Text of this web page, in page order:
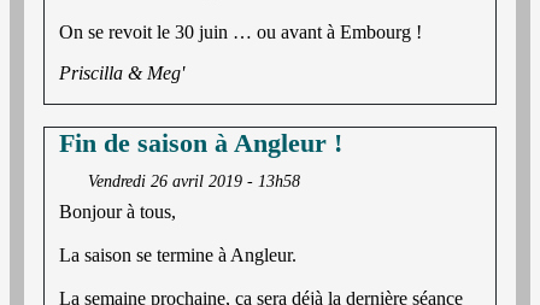
On se revoit le 30 juin … ou avant à Embourg !
Priscilla & Meg'
Fin de saison à Angleur !
Vendredi 26 avril 2019 - 13h58
Bonjour à tous,
La saison se termine à Angleur.
La semaine prochaine, ça sera déjà la dernière séance